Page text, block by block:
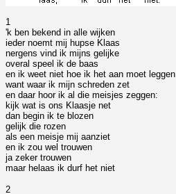
1
'k ben bekend in alle wijken
ieder noemt mij hupse Klaas
nergens vind ik mijns gelijke
overal speel ik de baas
en ik weet niet hoe ik het aan moet leggen
want waar ik mijn schreden zet
en daar hoor ik al die meisjes zeggen:
kijk wat is ons Klaasje net
dan begin ik te blozen
gelijk die rozen
als een meisje mij aanziet
en ik zou wel trouwen
ja zeker trouwen
maar helaas ik durf het niet
2